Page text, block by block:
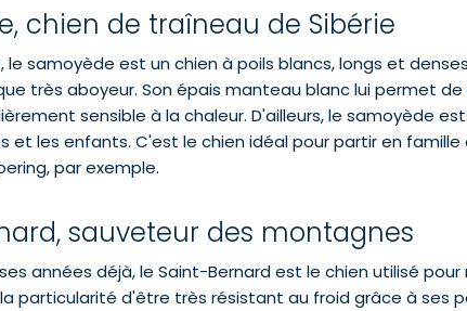
chien de traîneau de Sibérie
le samoyède est un chien à poils blancs, longs et
très aboyeur. Son épais manteau blanc lui permet
sensible à la chaleur. D'ailleurs, le samoyède
et les enfants. C'est le chien idéal pour partir en
par exemple.
sauveteur des montagnes
années déjà, le Saint-Bernard est le chien utilisé
particularité d'être très résistant au froid grâce à ses